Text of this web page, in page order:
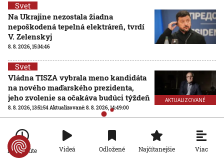
Svet
Na Ukrajine nezostala žiadna
nepoškodená tepelná elektráreň, tvrdí
V. Zelenskyj
8. 8. 2026, 15:34:46
AKTUALIZOVANÉ
Svet
Vládna TISZA vybrala meno kandidáta
na nového maďarského prezidenta,
jeho zvolenie sa očakáva budúci týždeň
8. 8. 2026, 13:51:54Aktualizované:8. 8. 2026, 14:49:00
Po minúte Videá Odložené Najčítanejšie Viac